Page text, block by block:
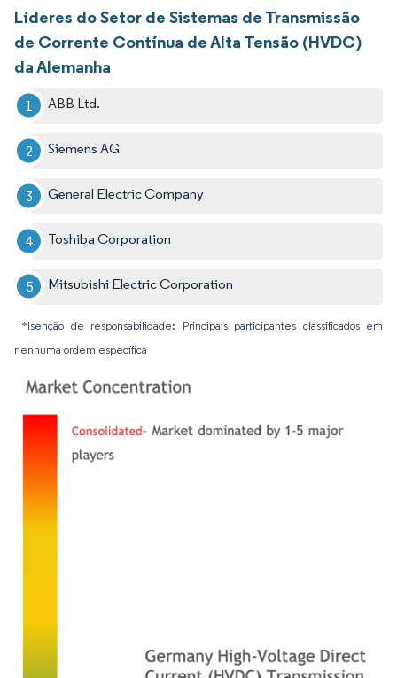
Líderes do Setor de Sistemas de Transmissão
de Corrente Contínua de Alta Tensão (HVDC)
da Alemanha
ABB Ltd.
Siemens AG
General Electric Company
Toshiba Corporation
Mitsubishi Electric Corporation
*Isenção de responsabilidade: Principais participantes classificados em
nenhuma ordem específica